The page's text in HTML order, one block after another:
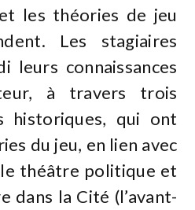
les théories de jeu
Les stagiaires
leurs connaissances
à travers trois
historiques, qui ont
du jeu, en lien avec
théâtre politique et
dans la Cité (l’avant-